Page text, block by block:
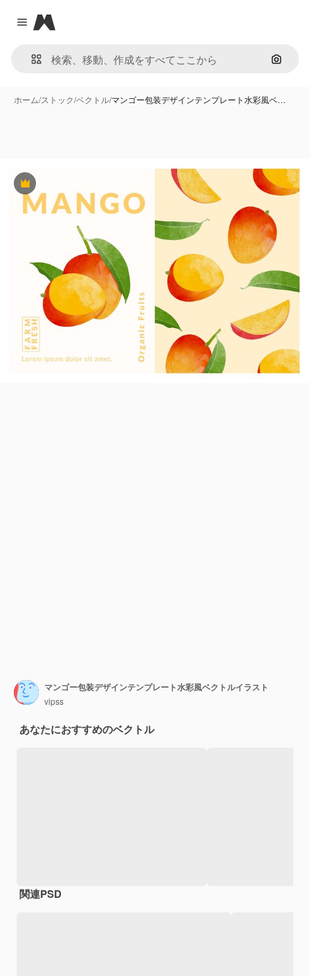
Close menu
Magnific
画像で
ホーム/ストック/ベクトル/マンゴー包装デザインテンプレート水彩風ベ…
Premium
マンゴー包装デザインテンプレート水彩風ベクトルイラスト
vipss
あなたにおすすめのベクトル
関連PSD